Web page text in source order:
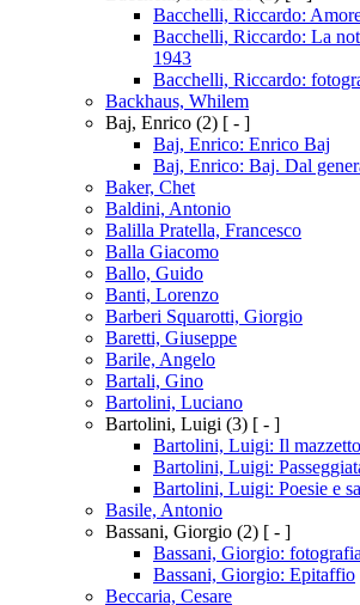
Bacchelli, Riccardo:
Bacchelli, Riccardo: La
1943
Bacchelli, Riccardo:
Backhaus, Whilem
Baj, Enrico (2) [ - ]
Baj, Enrico: Enrico Baj
Baj, Enrico: Baj. Dal
Baker, Chet
Baldini, Antonio
Balilla Pratella, Francesco
Balla Giacomo
Ballo, Guido
Banti, Lorenzo
Barberi Squarotti, Giorgio
Baretti, Giuseppe
Barile, Angelo
Bartali, Gino
Bartolini, Luciano
Bartolini, Luigi (3) [ - ]
Bartolini, Luigi: Il mazzetto
Bartolini, Luigi:
Bartolini, Luigi: Poesie e
Basile, Antonio
Bassani, Giorgio (2) [ - ]
Bassani, Giorgio:
Bassani, Giorgio: Epitaffio
Beccaria, Cesare